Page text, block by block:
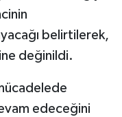
belirtilerek,
değinildi.
edeceğini